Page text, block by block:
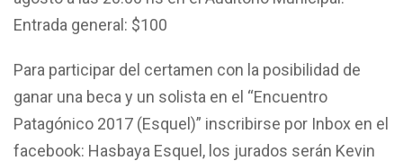
Entrada general: $100
Para participar del certamen con la posibilidad de
ganar una beca y un solista en el “Encuentro
Patagónico 2017 (Esquel)” inscribirse por Inbox en el
facebook: Hasbaya Esquel, los jurados serán Kevin